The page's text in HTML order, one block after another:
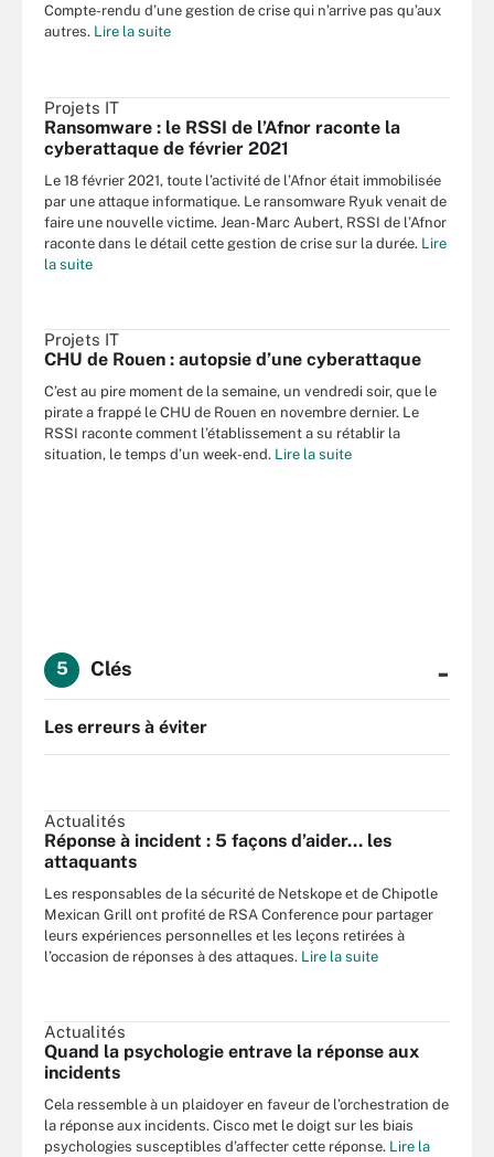
Compte-rendu d’une gestion de crise qui n’arrive pas qu’aux
autres. Lire la suite
Projets IT
Ransomware : le RSSI de l’Afnor raconte la
cyberattaque de février 2021
Le 18 février 2021, toute l’activité de l’Afnor était immobilisée
par une attaque informatique. Le ransomware Ryuk venait de
faire une nouvelle victime. Jean-Marc Aubert, RSSI de l’Afnor
raconte dans le détail cette gestion de crise sur la durée. Lire
la suite
Projets IT
CHU de Rouen : autopsie d’une cyberattaque
C’est au pire moment de la semaine, un vendredi soir, que le
pirate a frappé le CHU de Rouen en novembre dernier. Le
RSSI raconte comment l’établissement a su rétablir la
situation, le temps d’un week-end. Lire la suite
5 Clés -
Les erreurs à éviter
Actualités
Réponse à incident : 5 façons d’aider… les
attaquants
Les responsables de la sécurité de Netskope et de Chipotle
Mexican Grill ont profité de RSA Conference pour partager
leurs expériences personnelles et les leçons retirées à
l’occasion de réponses à des attaques. Lire la suite
Actualités
Quand la psychologie entrave la réponse aux
incidents
Cela ressemble à un plaidoyer en faveur de l’orchestration de
la réponse aux incidents. Cisco met le doigt sur les biais
psychologies susceptibles d’affecter cette réponse. Lire la